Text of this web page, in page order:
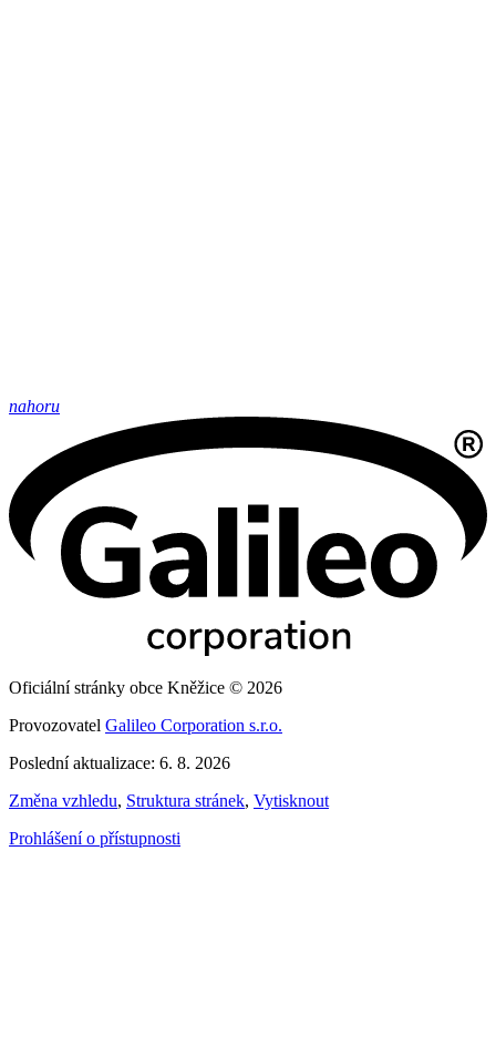
nahoru
Oficiální stránky obce Kněžice © 2026
Provozovatel Galileo Corporation s.r.o.
Poslední aktualizace: 6. 8. 2026
Změna vzhledu, Struktura stránek, Vytisknout
Prohlášení o přístupnosti